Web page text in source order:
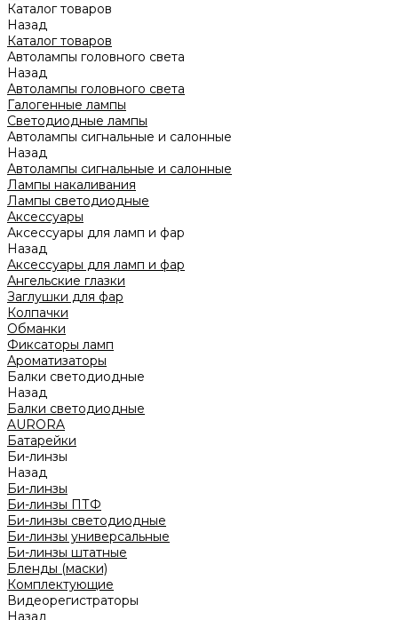
Каталог товаров
Назад
Каталог товаров
Автолампы головного света
Назад
Автолампы головного света
Галогенные лампы
Светодиодные лампы
Автолампы сигнальные и салонные
Назад
Автолампы сигнальные и салонные
Лампы накаливания
Лампы светодиодные
Аксессуары
Аксессуары для ламп и фар
Назад
Аксессуары для ламп и фар
Ангельские глазки
Заглушки для фар
Колпачки
Обманки
Фиксаторы ламп
Ароматизаторы
Балки светодиодные
Назад
Балки светодиодные
AURORA
Батарейки
Би-линзы
Назад
Би-линзы
Би-линзы ПТФ
Би-линзы светодиодные
Би-линзы универсальные
Би-линзы штатные
Бленды (маски)
Комплектующие
Видеорегистраторы
Назад